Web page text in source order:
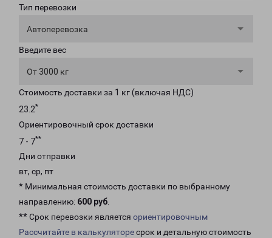
Тип перевозки
Автоперевозка
Введите вес
От 3000 кг
Стоимость доставки за 1 кг (включая НДС)
23.2*
Ориентировочный срок доставки
7 - 7**
Дни отправки
вт, ср, пт
* Минимальная стоимость доставки по выбранному
направлению: 600 руб.
** Срок перевозки является ориентировочным
Рассчитайте в калькуляторесрок и детальную стоимость